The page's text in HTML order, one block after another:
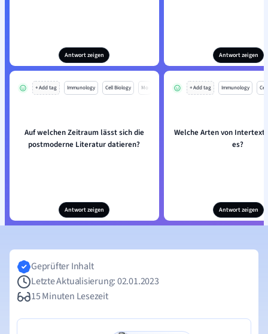
Antwort zeigen Antwort zeigen
+ Add tag Immunology Cell Biology Mo
Auf welchen Zeitraum lässt sich die
postmoderne Literatur datieren?
Antwort zeigen
+ Add tag Immunology
Welche Arten von
es?
Antwort zeigen
Geprüfter Inhalt
Letzte Aktualisierung: 02.01.2023
15 Minuten Lesezeit